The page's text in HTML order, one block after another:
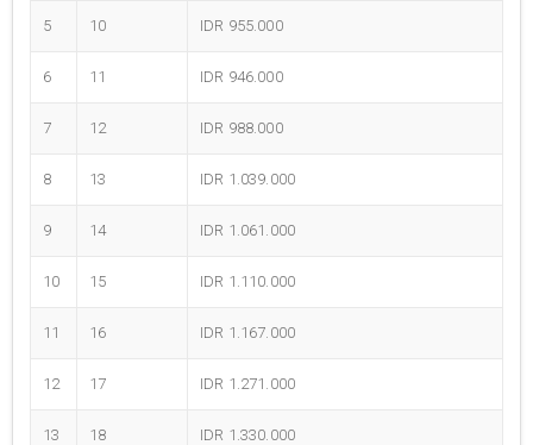
5 10 IDR 955.000
6 11 IDR 946.000
7 12 IDR 988.000
8 13 IDR 1.039.000
9 14 IDR 1.061.000
10 15 IDR 1.110.000
11 16 IDR 1.167.000
12 17 IDR 1.271.000
13 18 IDR 1.330.000